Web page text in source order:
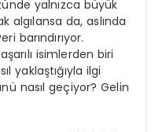
yalnızca büyük
algılansa da, aslında
barındırıyor.
isimlerden biri
yaklaştığıyla ilgi
nasıl geçiyor? Gelin